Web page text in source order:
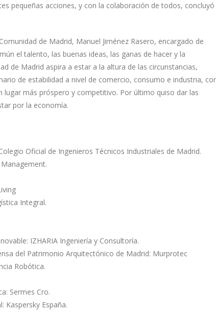
pequeñas acciones, y con la colaboración de todos, concluyó
de Madrid, Manuel Jiménez Rasero, encargado de
el talento, las buenas ideas, las ganas de hacer y la
de Madrid aspira a estar a la altura de las circunstancias,
de estabilidad a nivel de comercio, consumo e industria,
más próspero y competitivo. Por último quiso dar las
por la economía.
Oficial de Ingenieros Técnicos Industriales de Madrid.
Integral.
IZHARIA Ingeniería y Consultoría.
del Patrimonio Arquitectónico de Madrid: Murprotec
Robótica.
Sermes Cro.
Kaspersky España.